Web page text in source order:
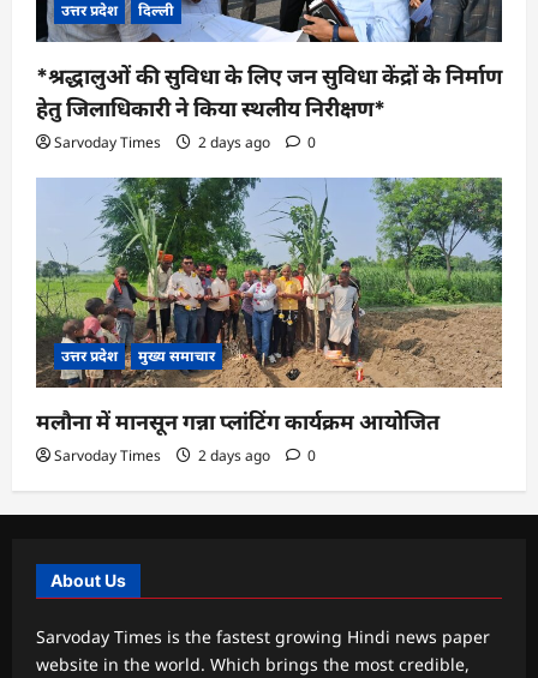
उत्तर प्रदेश दिल्ली
*श्रद्धालुओं की सुविधा के लिए जन सुविधा केंद्रों के निर्माण
हेतु जिलाधिकारी ने किया स्थलीय निरीक्षण*
Sarvoday Times 2 days ago 0
उत्तर प्रदेश मुख्य समाचार
मलौना में मानसून गन्ना प्लांटिंग कार्यक्रम आयोजित
Sarvoday Times 2 days ago 0
About Us
Sarvoday Times is the fastest growing Hindi news paper
website in the world. Which brings the most credible,